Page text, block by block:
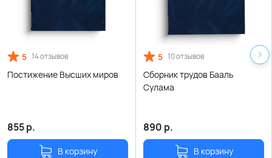
5 14 отзывов
Постижение Высших миров
855р.
В корзину
5 10 отзывов
Сборник трудов Бааль
Сулама
890 р.
В корзину